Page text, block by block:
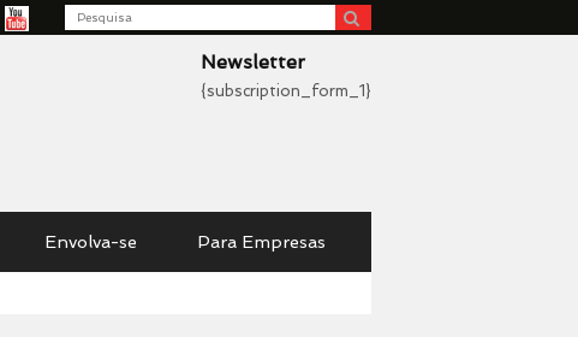
YouTube
Search
Newsletter
{subscription_form_1}
Envolva-se Para Empresas